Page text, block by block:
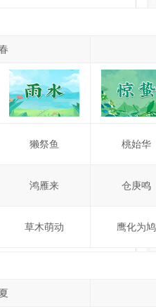
獭祭鱼 桃始华
鸿雁来 仓庚鸣
草木萌动 鹰化为鸠